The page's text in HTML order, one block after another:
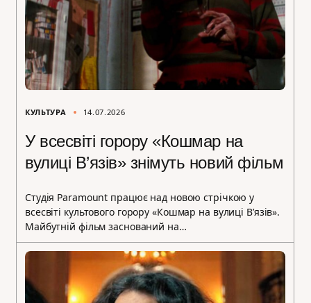
КУЛЬТУРА 14.07.2026
У всесвіті горору «Кошмар на
вулиці В’язів» знімуть новий фільм
Студія Paramount працює над новою стрічкою у
всесвіті культового горору «Кошмар на вулиці В’язів».
Майбутній фільм заснований на…